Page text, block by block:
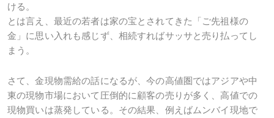
ける。
とは言え、最近の若者は家の宝とされてきた「ご先祖様の
金」に思い入れも感じず、相続すればサッサと売り払ってし
まう。
さて、金現物需給の話になるが、今の高値圏ではアジアや中
東の現物市場において圧倒的に顧客の売りが多く、高値での
現物買いは蒸発している。その結果、例えばムンバイ現地で